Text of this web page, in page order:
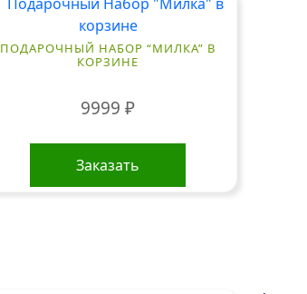
ПОДАРОЧНЫЙ НАБОР “МИЛКА” В
КОРЗИНЕ
9999₽
Заказать